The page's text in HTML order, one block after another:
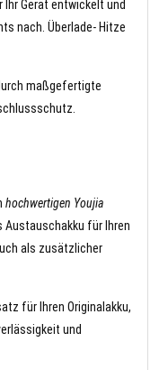
Ihr Gerät entwickelt und
nach. Überlade- Hitze
maßgefertigte
hochwertigen Youjia
Austauschakku für Ihren
als zusätzlicher
für Ihren Originalakku,
und